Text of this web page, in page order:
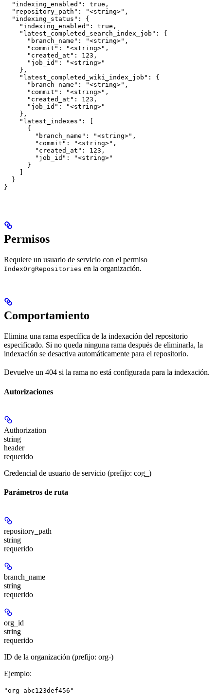
  "indexing_enabled": true,
  "repository_path": "<string>",
  "indexing_status": {
    "indexing_enabled": true,
    "latest_completed_search_index_job": {
      "branch_name": "<string>",
      "commit": "<string>",
      "created_at": 123,
      "job_id": "<string>"
    },
    "latest_completed_wiki_index_job": {
      "branch_name": "<string>",
      "commit": "<string>",
      "created_at": 123,
      "job_id": "<string>"
    },
    "latest_indexes": [
      {
        "branch_name": "<string>",
        "commit": "<string>",
        "created_at": 123,
        "job_id": "<string>"
      }
    ]
  }
}
Permisos
Requiere un usuario de servicio con el permiso
IndexOrgRepositories en la organización.
Comportamiento
Elimina una rama específica de la indexación del repositorio
especificado. Si no queda ninguna rama después de eliminarla, la
indexación se desactiva automáticamente para el repositorio.
Devuelve un 404 si la rama no está configurada para la indexación.
Autorizaciones
Authorization
string
header
requerido
Credencial de usuario de servicio (prefijo: cog_)
Parámetros de ruta
repository_path
string
requerido
branch_name
string
requerido
org_id
string
requerido
ID de la organización (prefijo: org-)
Ejemplo:
"org-abc123def456"